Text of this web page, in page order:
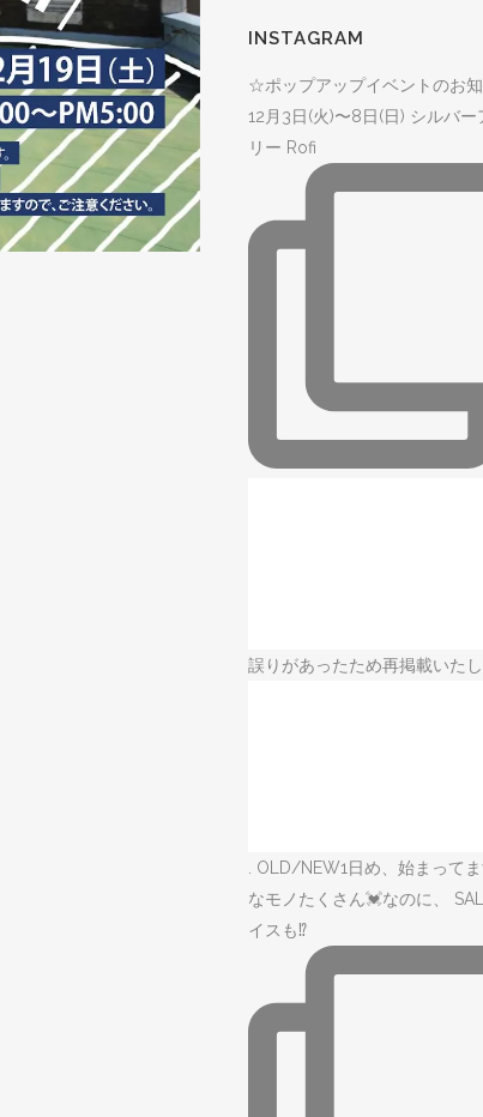
INSTAGRAM
☆ポップアップイベントのお
12月3日(火)〜8日(日) シルバー
リー Rofi
誤りがあったため再掲載いたし
. OLD/NEW1日め、始まって
なモノたくさん💓なのに、
イスも⁉️